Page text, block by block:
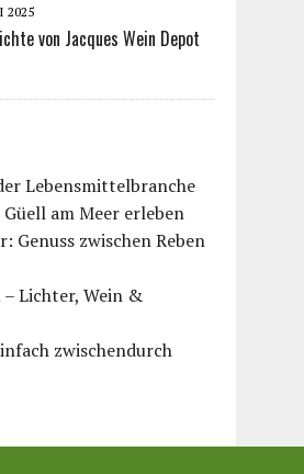
2025
von Jacques Wein Depot
Lebensmittelbranche
am Meer erleben
Genuss zwischen Reben
Lichter, Wein &
zwischendurch